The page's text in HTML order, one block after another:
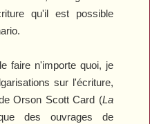
qu'il est possible
faire n'importe quoi, je
sur l'écriture,
Orson Scott Card (La
des ouvrages de